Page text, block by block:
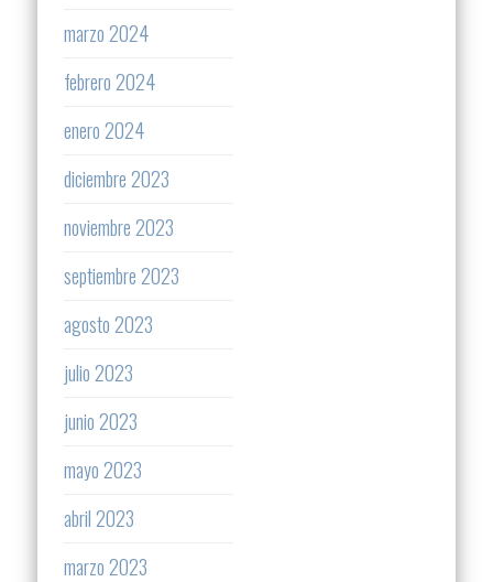
marzo 2024
febrero 2024
enero 2024
diciembre 2023
noviembre 2023
septiembre 2023
agosto 2023
julio 2023
junio 2023
mayo 2023
abril 2023
marzo 2023